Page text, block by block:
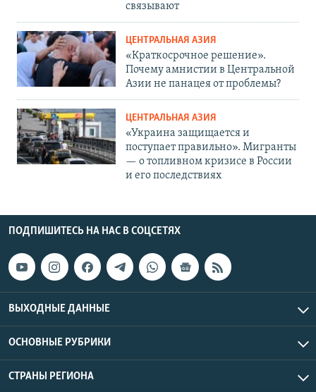
связывают
ЦЕНТРАЛЬНАЯ АЗИЯ
«Краткосрочное решение».
Почему амнистии в Центральной
Азии не панацея от проблемы?
ЦЕНТРАЛЬНАЯ АЗИЯ
«Украина защищается и
поступает правильно». Мигранты
— о топливном кризисе в России
и его последствиях
ПОДПИШИТЕСЬ НА НАС В СОЦСЕТЯХ
ВЫХОДНЫЕ ДАННЫЕ
ОСНОВНЫЕ РУБРИКИ
СТРАНЫ РЕГИОНА